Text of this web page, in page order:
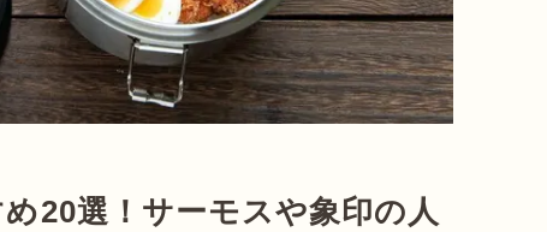
20選！サーモスや象印の人